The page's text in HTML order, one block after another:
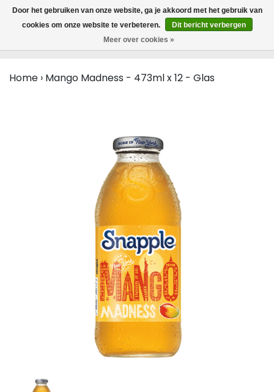
MENU
0
Home › Mango Madness - 473ml x 12 - Glas
Door het gebruiken van onze website, ga je akkoord met het gebruik van
cookies om onze website te verbeteren.
Dit bericht verbergen
Meer over cookies »